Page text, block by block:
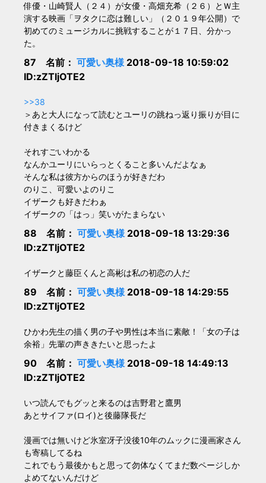
俳優・山崎賢人（２４）が女優・高畑充希（２６）とＷ主
演する映画「ヲタクに恋は難しい」（２０１９年公開）で
初めてのミュージカルに挑戦することが１７日、分かっ
た。
87 名前： 可愛い奥様2018-09-18 10:59:02
ID:zZTljOTE2
>>38
＞あと大人になって読むとユーリの跳ねっ返り振りが目に
付きまくるけど
それすごいわかる
なんかユーリにいらっとくること多いんだよなぁ
そんな私は彼方からのほうが好きだわ
のりこ、可愛いよのりこ
イザークも好きだわぁ
イザークの「はっ」笑いがたまらない
88 名前： 可愛い奥様2018-09-18 13:29:36
ID:zZTljOTE2
イザークと藤臣くんと高彬は私の初恋の人だ
89 名前： 可愛い奥様2018-09-18 14:29:55
ID:zZTljOTE2
ひかわ先生の描く男の子や男性は本当に素敵！「女の子は
余裕」先輩の声ききたいと思ったよ
90 名前： 可愛い奥様2018-09-18 14:49:13
ID:zZTljOTE2
いつ読んでもグッと来るのは吉野君と鷹男
あとサイファ(ロイ)と後藤隊長だ
漫画では無いけど氷室冴子没後10年のムックに漫画家さん
も寄稿してるね
これでもう最後かもと思って勿体なくてまだ数ページしか
よめてないんだけど